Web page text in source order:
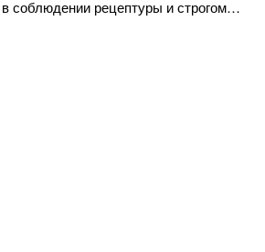
в соблюдении рецептуры и строгом…